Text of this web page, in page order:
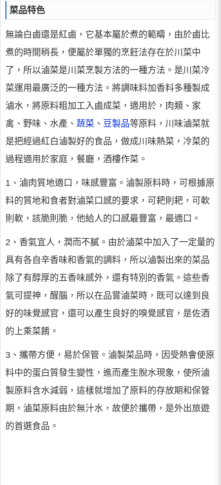
菜品特色
無論白鹵還是紅鹵，它基本屬於煮的範疇，由於鹵比
煮的時間稍長，便屬於單獨的烹飪法存在於川菜中
了，所以滷菜是川菜烹製方法的一種方法。是川菜冷
菜運用最廣泛的一種方法。將調味料加香料多種製成
滷水，將原料粗加工入鹵成菜，適用於，肉類、家
禽、野味、水產、 蔬菜 、 豆製品等原料，川味滷菜就
是把經過紅白滷製好的食品，做成川味熱菜，冷菜的
過程適用於家庭，餐廳，酒樓作菜。
1、滷肉質地適口，味感豐富。滷製原料時，可根據原
料的質地和食者對滷菜口感的要求，可耙則耙，可軟
則軟，該脆則脆，他給人的口感最豐富，最適口。
2、香氣宜人，潤而不膩。由於滷菜中加入了一定量的
具有各自辛香味和香氣的調料，所以滷製出來的菜品
除了有醇厚的五香味感外，還有特別的香氣。這些香
氣可提神，醒腦，所以在品嘗滷菜時，既可以達到良
好的味覺感官，還可以產生良好的嗅覺感官，是佐酒
的上乘菜餚。
3、攜帶方便，易於保管。滷製菜品時，因受熱會使原
料中的蛋白質發生變性，進而產生脫水現象，使所滷
製原料含水減弱，這樣就增加了原料的存放期和保管
期，滷菜原料由於無汁水，故便於攜帶，是外出旅遊
的首選食品。